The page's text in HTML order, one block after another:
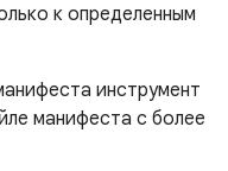
к определенным
инструмент
манифеста с более